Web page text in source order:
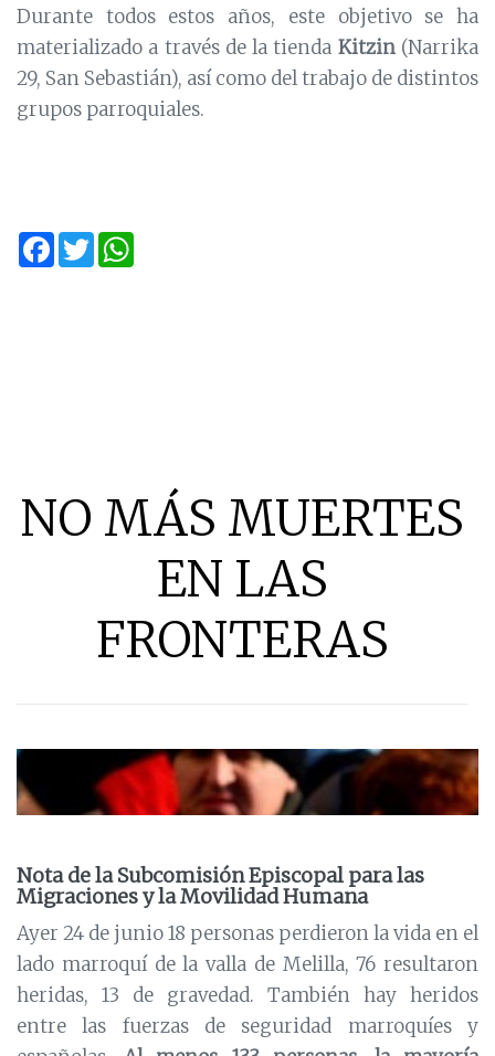
Durante todos estos años, este objetivo se ha
materializado a través de la tienda Kitzin(Narrika
29, San Sebastián), así como del trabajo de distintos
grupos parroquiales.
Facebook
Twitter
NO MÁS MUERTES
EN LAS
FRONTERAS
Nota de la Subcomisión Episcopal para las
Migraciones y la Movilidad Humana
Ayer 24 de junio 18 personas perdieron la vida en el
lado marroquí de la valla de Melilla, 76 resultaron
heridas, 13 de gravedad. También hay heridos
entre las fuerzas de seguridad marroquíes y